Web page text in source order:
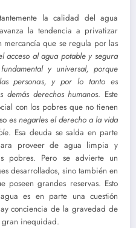
la calidad del agua
la tendencia a privatizar
mercancía que se regula por las
acceso al agua potable y segura
y universal, porque
personas, y por lo tanto es
derechos humanos. Este
con los pobres que no tienen
es negarles el derecho a la vida
. Esa deuda se salda en parte
proveer de agua limpia y
pobres. Pero se advierte un
desarrollados, sino también en
poseen grandes reservas. Esto
es en parte una cuestión
conciencia de la gravedad de
gran inequidad.